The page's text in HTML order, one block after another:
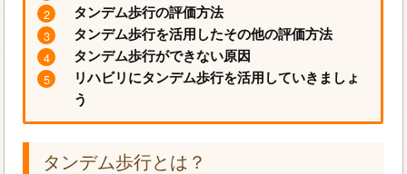
タンデム歩行の評価方法
タンデム歩行を活用したその他の評価方法
タンデム歩行ができない原因
リハビリにタンデム歩行を活用していきましょ
う
タンデム歩行とは？